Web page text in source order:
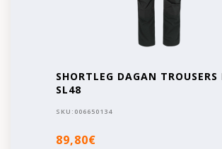
SHORTLEG DAGAN TROUSERS
SL48
SKU: 006650134
89,80€